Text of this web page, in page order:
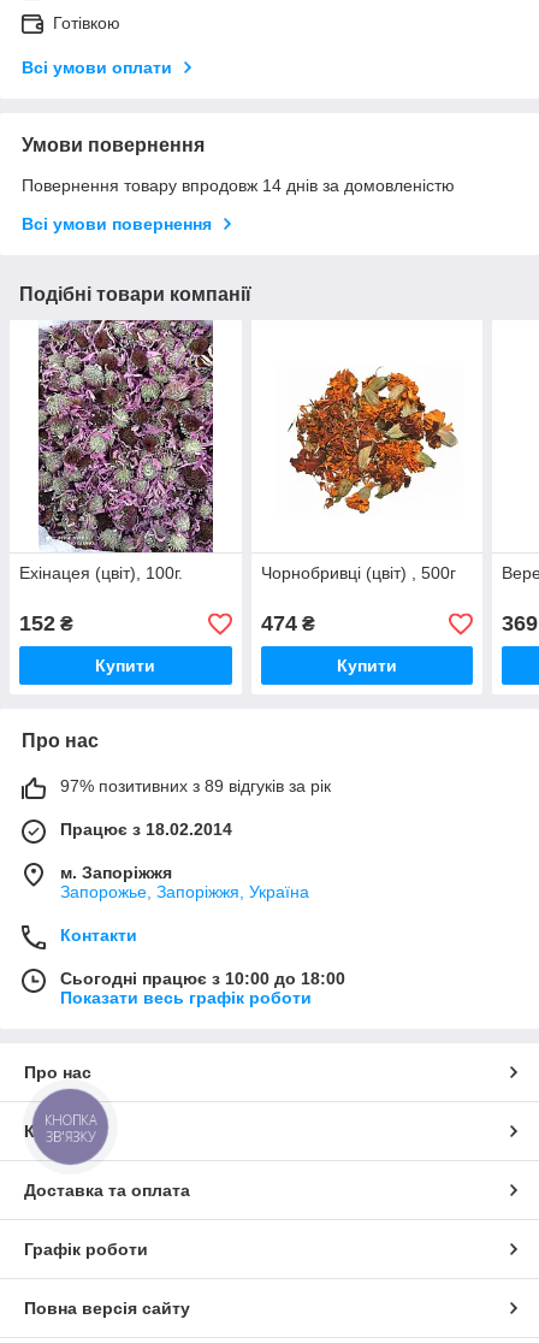
Готівкою
Всі умови оплати
Умови повернення
Повернення товару впродовж 14 днів за домовленістю
Всі умови повернення
Подібні товари компанії
Ехінацея (цвіт), 100г.
152 ₴
Купити
Чорнобривці (цвіт) , 500г
474₴
Купити
369
Про нас
97% позитивних з 89 відгуків за рік
Працює з 18.02.2014
м. Запоріжжя
Запорожье, Запоріжжя, Україна
Контакти
Сьогодні працює з 10:00 до 18:00
Показати весь графік роботи
Про нас
Контакти
Доставка та оплата
Графік роботи
Повна версія сайту
КНОПКА
ЗВ'ЯЗКУ